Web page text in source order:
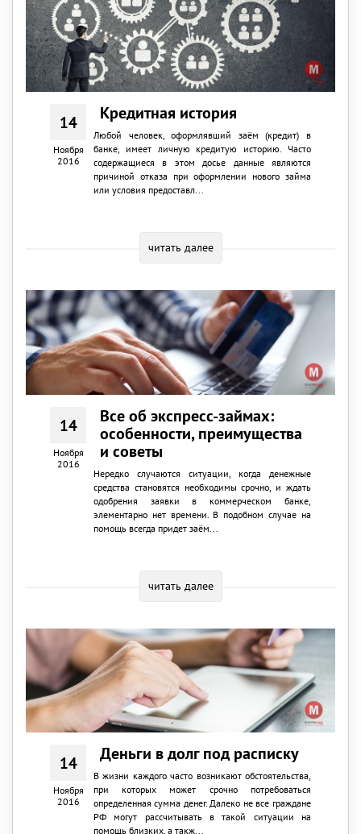
14
Ноября
2016
Кредитная история
Любой человек, оформлявший заём (кредит) в
банке, имеет личную кредитую историю. Часто
содержащиеся в этом досье данные являются
причиной отказа при оформлении нового займа
или условия предоставл...
читать далее
14
Ноября
2016
Все об экспресс-займах:
особенности, преимущества
и советы
Нередко случаются ситуации, когда денежные
средства становятся необходимы срочно, и ждать
одобрения заявки в коммерческом банке,
элементарно нет времени. В подобном случае на
помощь всегда придет заём...
читать далее
14
Ноября
2016
Деньги в долг под расписку
В жизни каждого часто возникают обстоятельства,
при которых может срочно потребоваться
определенная сумма денег. Далеко не все граждане
РФ могут рассчитывать в такой ситуации на
помощь близких, а такж...